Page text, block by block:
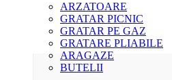
ARZATOARE
GRATAR PICNIC
GRATAR PE GAZ
GRATARE PLIABILE
ARAGAZE
BUTELII